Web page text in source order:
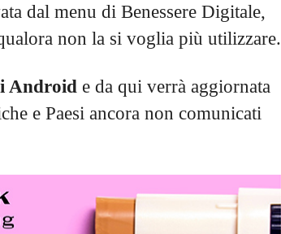
dal menu di Benessere Digitale,
non la si voglia più utilizzare.
Android e da qui verrà aggiornata
e Paesi ancora non comunicati